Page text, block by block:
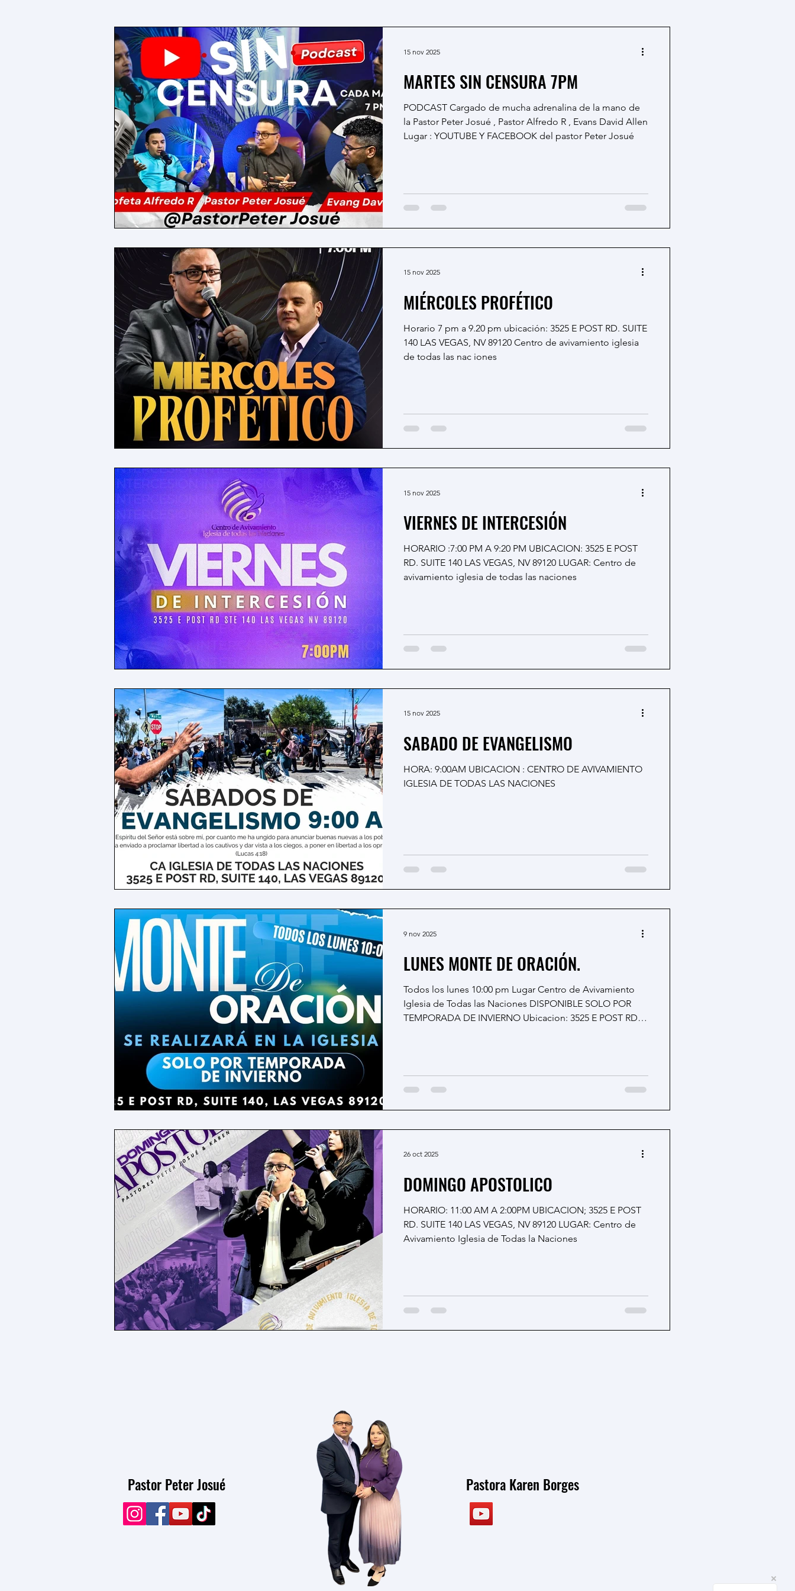
MARTES SIN CENSURA 7PM
PODCAST Cargado de mucha adrenalina de la mano de
la Pastor Peter Josué , Pastor Alfredo R , Evans David Allen
Lugar : YOUTUBE Y FACEBOOK del pastor Peter Josué
15 nov 2025
MIÉRCOLES PROFÉTICO
Horario 7 pm a 9.20 pm ubicación: 3525 E POST RD. SUITE
140 LAS VEGAS, NV 89120 Centro de avivamiento iglesia
de todas las nac iones
15 nov 2025
VIERNES DE INTERCESIÓN
HORARIO :7:00 PM A 9:20 PM UBICACION: 3525 E POST
RD. SUITE 140 LAS VEGAS, NV 89120 LUGAR: Centro de
avivamiento iglesia de todas las naciones
15 nov 2025
SABADO DE EVANGELISMO
HORA: 9:00AM UBICACION : CENTRO DE AVIVAMIENTO
IGLESIA DE TODAS LAS NACIONES
15 nov 2025
LUNES MONTE DE ORACIÓN.
Todos los lunes 10:00 pm Lugar Centro de Avivamiento
Iglesia de Todas las Naciones DISPONIBLE SOLO POR
TEMPORADA DE INVIERNO Ubicacion: 3525 E POST RD,
9 nov 2025
DOMINGO APOSTOLICO
HORARIO: 11:00 AM A 2:00PM UBICACION; 3525 E POST
RD. SUITE 140 LAS VEGAS, NV 89120 LUGAR: Centro de
Avivamiento Iglesia de Todas la Naciones
26 oct 2025
Pastor Peter Josué Pastora Karen Borges